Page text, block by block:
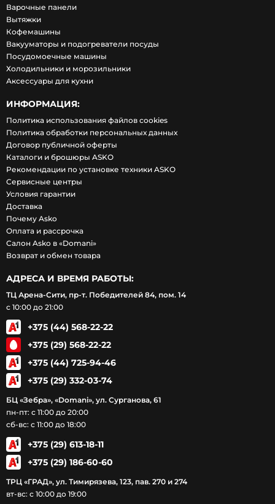
Варочные панели
Вытяжки
Кофемашины
Вакууматоры и подогреватели посуды
Посудомоечные машины
Холодильники и морозильники
Аксессуары для кухни
ИНФОРМАЦИЯ:
Политика использования файлов cookies
Политика обработки персональных данных
Договор публичной оферты
Каталоги и брошюры ASKO
Рекомендации по установке техники ASKO
Сервисные центры
Условия гарантии
Доставка
Почему Asko
Оплата и рассрочка
Салон Asko в «Domani»
Возврат и обмен товара
АДРЕСА И ВРЕМЯ РАБОТЫ:
ТЦ Арена-Сити, пр-т. Победителей 84, пом. 14
с 10:00 до 21:00
+375 (44) 568-22-22
+375 (29) 568-22-22
+375 (44) 725-94-46
+375 (29) 332-03-74
БЦ «Зебра», «Domani», ул. Сурганова, 61
пн-пт: с 11:00 до 20:00
сб-вс: с 11:00 до 18:00
+375 (29) 613-18-11
+375 (29) 186-60-60
ТРЦ «ГРАД», ул. Тимирязева, 123, пав. 270 и 274
вт-вс: с 10:00 до 19:00